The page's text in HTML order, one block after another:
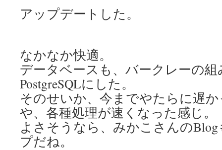
アップデートした。
なかなか快適。
データベースも、バークレーの
PostgreSQLにした。
そのせいか、今までやたらに遅
や、各種処理が速くなった感じ。
よさそうなら、みかこさんの
プだね。